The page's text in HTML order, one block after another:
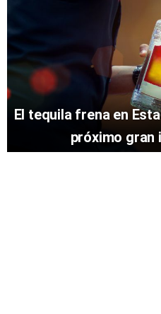
El tequila frena en
próximo gran